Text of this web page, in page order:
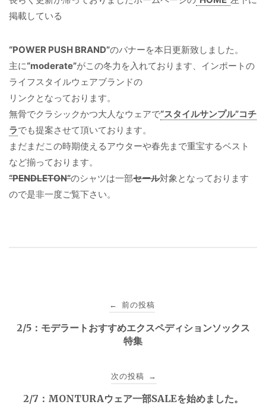
掲載している
“POWER PUSH BRAND”のバナーを本日更新致しました。
主に“moderate”がこの冬力を入れております、インポートの
ライフスタイルウェアブランドの
リンクとなっております。
無骨でクラシックかつ大人なウェアで“スタイルサンプル”コチ
ラでも提案させて頂いております。
まだまだこの時期使えるアウターや春先まで重宝するベスト
など揃っております。
“PENDLETON”のシャツは一部セール対象となっております
ので是非一度ご覧下さい。
稿
← 前の投稿
2/5：モデラートおすすめエクスペディションソックス
特集
次の投稿 →
2/7：MONTURAウェア一部SALEを始めました。